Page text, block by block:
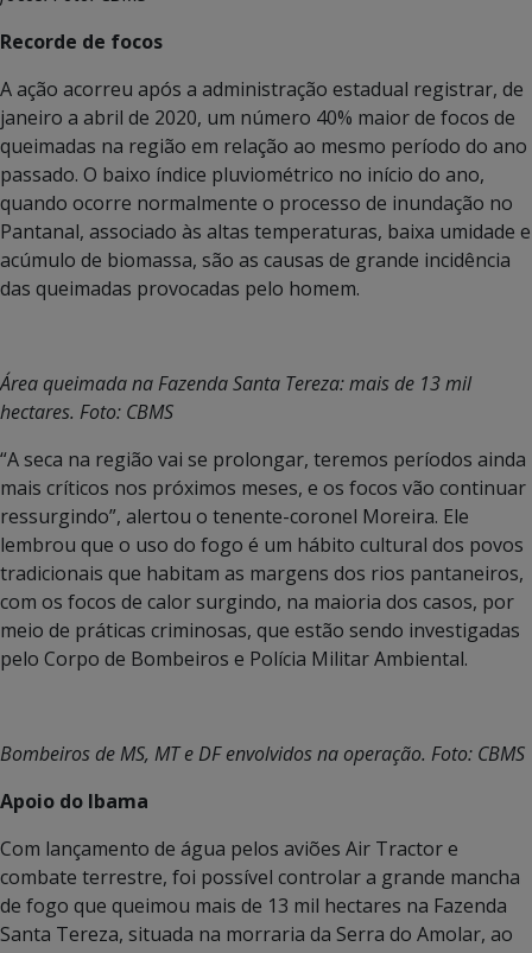
Recorde de focos
A ação acorreu após a administração estadual registrar, de
janeiro a abril de 2020, um número 40% maior de focos de
queimadas na região em relação ao mesmo período do ano
passado. O baixo índice pluviométrico no início do ano,
quando ocorre normalmente o processo de inundação no
Pantanal, associado às altas temperaturas, baixa umidade e
acúmulo de biomassa, são as causas de grande incidência
das queimadas provocadas pelo homem.
Área queimada na Fazenda Santa Tereza: mais de 13 mil
hectares. Foto: CBMS
“A seca na região vai se prolongar, teremos períodos ainda
mais críticos nos próximos meses, e os focos vão continuar
ressurgindo”, alertou o tenente-coronel Moreira. Ele
lembrou que o uso do fogo é um hábito cultural dos povos
tradicionais que habitam as margens dos rios pantaneiros,
com os focos de calor surgindo, na maioria dos casos, por
meio de práticas criminosas, que estão sendo investigadas
pelo Corpo de Bombeiros e Polícia Militar Ambiental.
Bombeiros de MS, MT e DF envolvidos na operação. Foto: CBMS
Apoio do Ibama
Com lançamento de água pelos aviões Air Tractor e
combate terrestre, foi possível controlar a grande mancha
de fogo que queimou mais de 13 mil hectares na Fazenda
Santa Tereza, situada na morraria da Serra do Amolar, ao